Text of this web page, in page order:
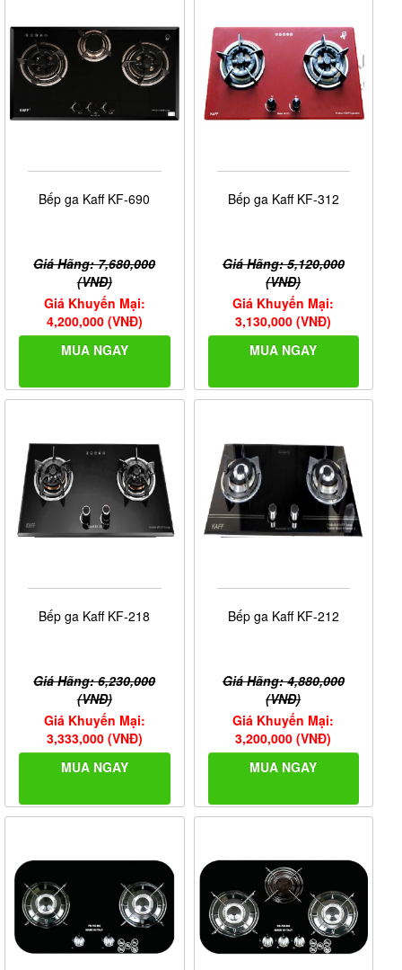
Bếp ga Kaff KF-690
Giá Hãng: 7,680,000
(VNĐ)
Giá Khuyến Mại:
4,200,000 (VNĐ)
MUA NGAY
Bếp ga Kaff KF-312
Giá Hãng: 5,120,000
(VNĐ)
Giá Khuyến Mại:
3,130,000 (VNĐ)
MUA NGAY
Bếp ga Kaff KF-218
Giá Hãng: 6,230,000
(VNĐ)
Giá Khuyến Mại:
3,333,000 (VNĐ)
MUA NGAY
Bếp ga Kaff KF-212
Giá Hãng: 4,880,000
(VNĐ)
Giá Khuyến Mại:
3,200,000 (VNĐ)
MUA NGAY